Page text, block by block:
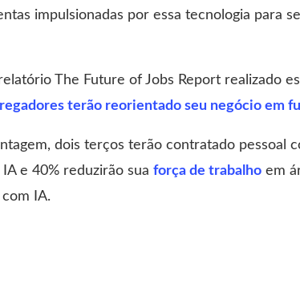
impulsionadas por essa tecnologia para
The Future of Jobs Report realizado
terão reorientado seu negócio em
dois terços terão contratado pessoal
e 40% reduzirão sua força de trabalho em
IA.